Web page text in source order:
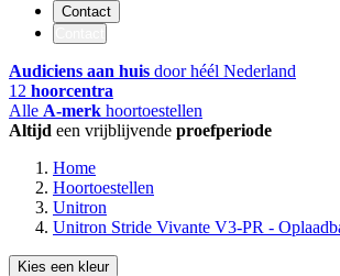
Contact
Audiciens aan huis door héél Nederland
12 hoorcentra
Alle A-merk hoortoestellen
Altijd een vrijblijvende proefperiode
Home
Hoortoestellen
Unitron
Unitron Stride Vivante V3-PR -
Kies een kleur